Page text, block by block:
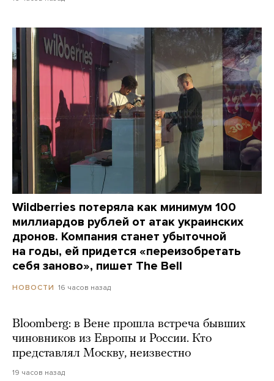
Wildberries потеряла как минимум 100
миллиардов рублей от атак украинских
дронов. Компания станет убыточной
на годы, ей придется «переизобретать
себя заново», пишет The Bell
НОВОСТИ 16 часов назад
Bloomberg: в Вене прошла встреча бывших
чиновников из Европы и России. Кто
представлял Москву, неизвестно
19 часов назад